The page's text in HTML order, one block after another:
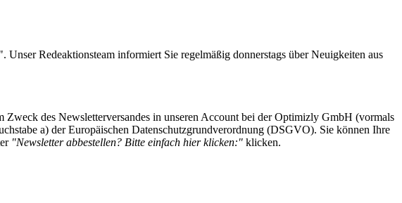
Redeaktionsteam informiert Sie regelmäßig donnerstags über Neuigkeiten aus
des Newsletterversandes in unseren Account bei der Optimizly GmbH (vormals
a) der Europäischen Datenschutzgrundverordnung (DSGVO). Sie können Ihre
"Newsletter abbestellen? Bitte einfach hier klicken:" klicken.